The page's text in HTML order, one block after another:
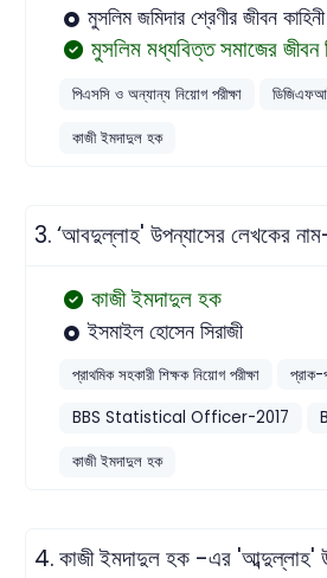
মুসলিম জমিদার শ্রেণীর জীবন কাহিনী
মুসলিম মধ্যবিত্ত সমাজের জীবন
পিএসসি ও অন্যান্য নিয়োগ পরীক্ষা
কাজী ইমদাদুল হক
3.‘আবদুল্লাহ' উপন্যাসের লেখকের
কাজী ইমদাদুল হক
ইসমাইল হোসেন সিরাজী
প্রাথমিক সহকারী শিক্ষক নিয়োগ পরীক্ষা
BBS Statistical Officer-2017
কাজী ইমদাদুল হক
4.কাজী ইমদাদুল হক -এর 'আব্দুল্লাহ'